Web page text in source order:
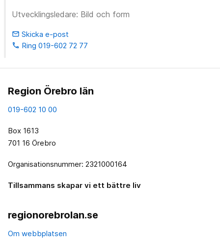
Utvecklingsledare: Bild och form
email Skicka e-post
phone Ring 019-602 72 77
Region Örebro län
019-602 10 00
Box 1613
701 16 Örebro
Organisationsnummer: 2321000164
Tillsammans skapar vi ett bättre liv
regionorebrolan.se
Om webbplatsen